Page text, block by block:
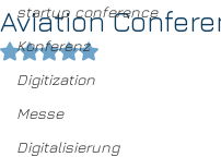
startup conference
Konferenz
Digitization
Messe
Digitalisierung
Aviation
Mit NaN von 5 Sternen